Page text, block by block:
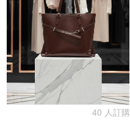
40 人訂購